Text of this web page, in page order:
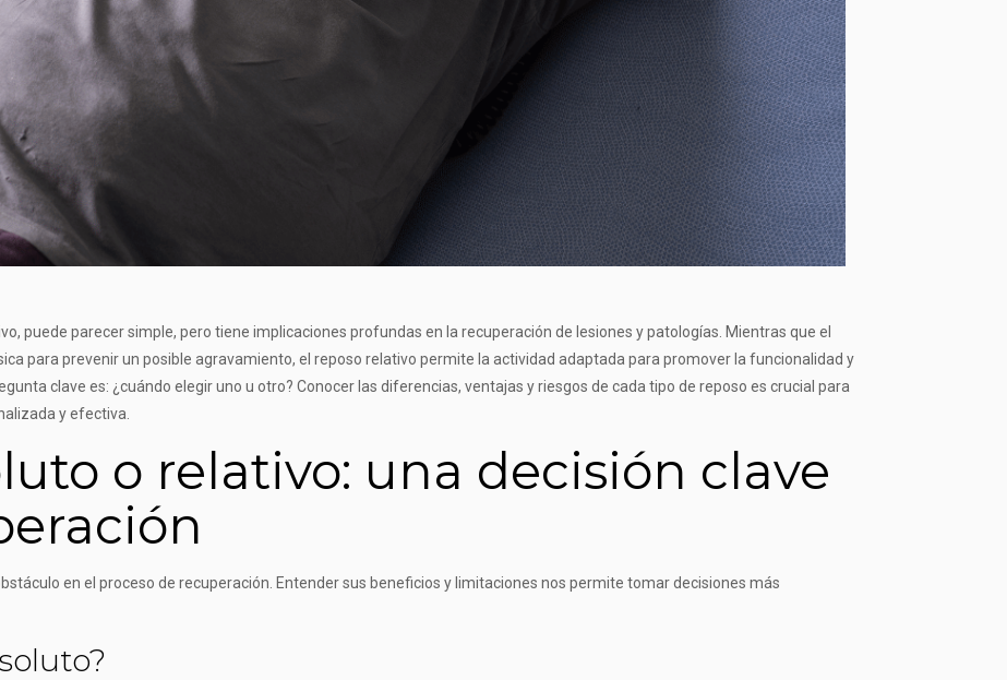
puede parecer simple, pero tiene implicaciones profundas en la recuperación de lesiones y patologías. Mientras que el
para prevenir un posible agravamiento, el reposo relativo permite la actividad adaptada para promover la funcionalidad y
clave es: ¿cuándo elegir uno u otro? Conocer las diferencias, ventajas y riesgos de cada tipo de reposo es crucial para
y efectiva.
o relativo: una decisión clave
en el proceso de recuperación. Entender sus beneficios y limitaciones nos permite tomar decisiones más